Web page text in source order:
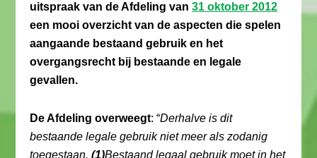
uitspraak van de Afdeling van31 oktober 2012
een mooi overzicht van de aspecten die spelen
aangaande bestaand gebruik en het
overgangsrecht bij bestaande en legale
gevallen.
De Afdeling overweegt: “Derhalve is dit
bestaande legale gebruik niet meer als zodanig
toegestaan.(1)Bestaand legaal gebruik moet in het